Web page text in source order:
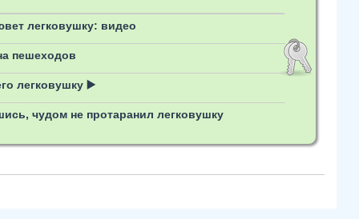
легковушку: видео
пешеходов
легковушку ▶️
чудом не протаранил легковушку